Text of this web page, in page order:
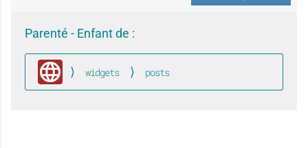
t
Parenté - Enfant de :
Global
widgets posts